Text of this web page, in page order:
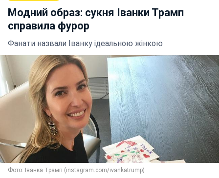
Модний образ: сукня Іванки Трамп
справила фурор
Фанати назвали Іванку ідеальною жінкою
Фото: Іванка Трамп (instagram.com/ivankatrump)